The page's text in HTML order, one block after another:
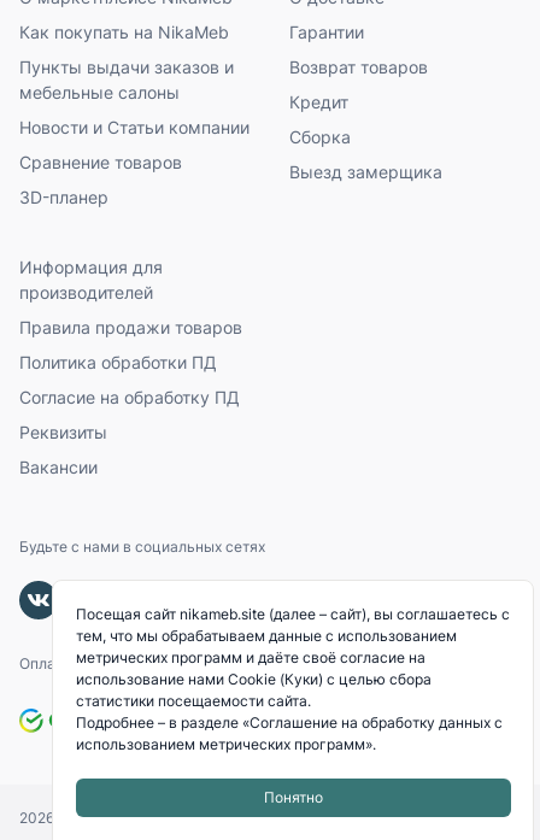
Как покупать на NikaMeb
Пункты выдачи заказов и
мебельные салоны
Новости и Статьи компании
Сравнение товаров
3D-планер
Гарантии
Возврат товаров
Кредит
Сборка
Выезд замерщика
Информация для
производителей
Правила продажи товаров
Политика обработки ПД
Согласие на обработку ПД
Реквизиты
Вакансии
Будьте с нами в социальных сетях
Оплачивайте с помощью
2026 © «NIKAMEB». Все права защищены.
Посещая сайт nikameb.site (далее – сайт), вы соглашаетесь с
тем, что мы обрабатываем данные с использованием
метрических программ и даёте своё согласие на
использование нами Cookie (Куки) с целью сбора
статистики посещаемости сайта.
Подробнее – в разделе «Соглашение на обработку данных с
использованием метрических программ».
Понятно